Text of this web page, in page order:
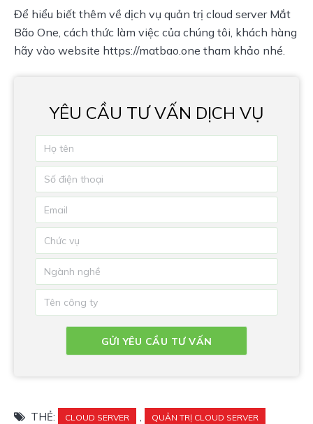
Để hiểu biết thêm về dịch vụ quản trị cloud server Mắt
Bão One, cách thức làm việc của chúng tôi, khách hàng
hãy vào website https://matbao.one tham khảo nhé.
YÊU CẦU TƯ VẤN DỊCH VỤ
THẺ: CLOUD SERVER , QUẢN TRỊ CLOUD SERVER